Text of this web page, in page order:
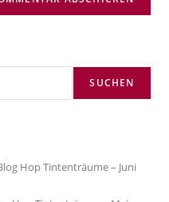
SUCHEN
Hop Tintenträume – Juni